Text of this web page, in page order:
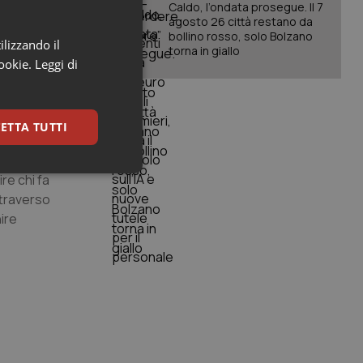
con
sano
di
di
di
chi fa
Caldo, l’ondata prosegue. Il 7
agosto 26 città restano da
bollino rosso, solo Bolzano
torna in giallo
il
Leggi di
TUTTI